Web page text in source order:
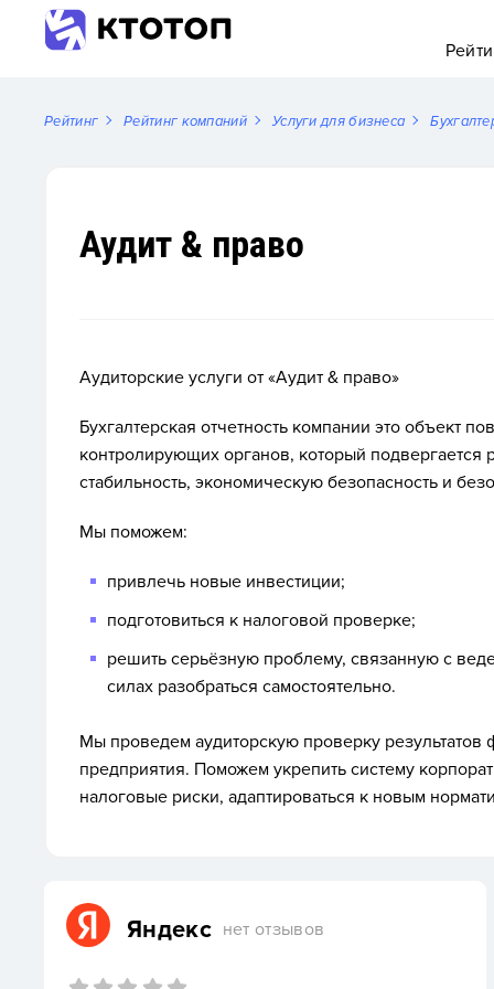
Рейтинг Рейтинг компаний Услуги для бизнеса
Аудит & право
Аудиторские услуги от «Аудит & право»
Бухгалтерская отчетность компании это объект
контролирующих органов, который
стабильность, экономическую безопасность и
Мы поможем:
привлечь новые инвестиции;
подготовиться к налоговой проверке;
решить серьёзную проблему, связанную с
силах разобраться самостоятельно.
Мы проведем аудиторскую проверку результатов
предприятия. Поможем укрепить систему
налоговые риски, адаптироваться к новым
Яндекс нет отзывов